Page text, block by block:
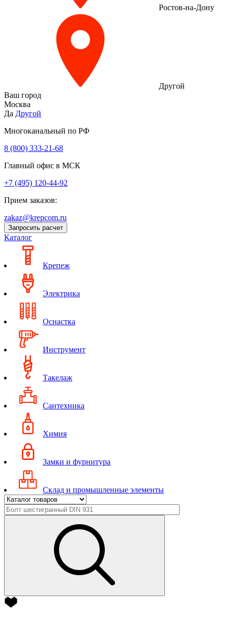
Ростов-на-Дону
Другой
Ваш город
Москва
Да Другой
Многоканальный по РФ
8 (800) 333‑21-68
Главный офис в МСК
+7 (495) 120-44-92
Прием заказов:
zakaz@krepcom.ru
Запросить расчет
Каталог
Крепеж
Электрика
Оснастка
Инструмент
Такелаж
Сантехника
Химия
Замки и фурнитура
Склад и промышленные элементы